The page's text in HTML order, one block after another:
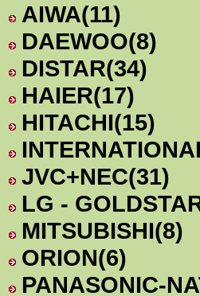
AIWA(11)
DAEWOO(8)
DISTAR(34)
HAIER(17)
HITACHI(15)
JVC+NEC(31)
LG -
MITSUBISHI(8)
ORION(6)
PANASONIC-